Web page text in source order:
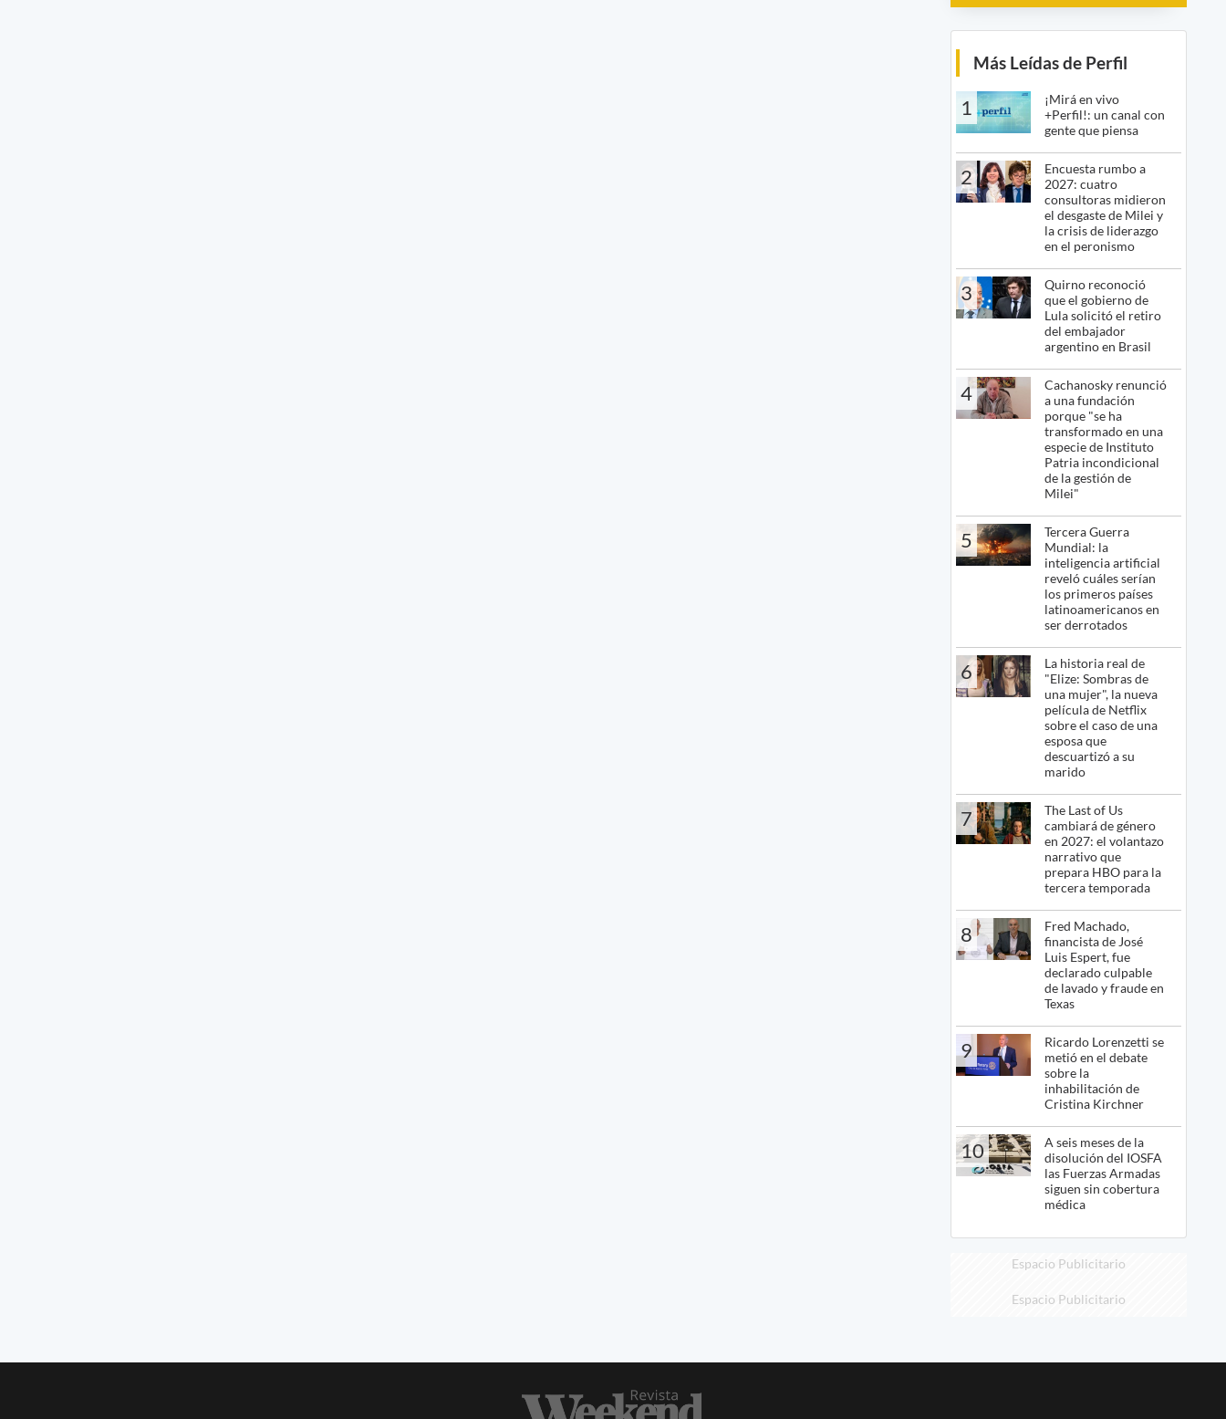
Más Leídas de Perfil
1
¡Mirá en vivo
+Perfil!: un canal con
gente que piensa
2
Encuesta rumbo a
2027: cuatro
consultoras midieron
el desgaste de Milei y
la crisis de liderazgo
en el peronismo
3
Quirno reconoció
que el gobierno de
Lula solicitó el retiro
del embajador
argentino en Brasil
4
Cachanosky renunció
a una fundación
porque "se ha
transformado en una
especie de Instituto
Patria incondicional
de la gestión de
Milei"
5
Tercera Guerra
Mundial: la
inteligencia artificial
reveló cuáles serían
los primeros países
latinoamericanos en
ser derrotados
6
La historia real de
"Elize: Sombras de
una mujer", la nueva
película de Netflix
sobre el caso de una
esposa que
descuartizó a su
marido
7
The Last of Us
cambiará de género
en 2027: el volantazo
narrativo que
prepara HBO para la
tercera temporada
8
Fred Machado,
financista de José
Luis Espert, fue
declarado culpable
de lavado y fraude en
Texas
9
Ricardo Lorenzetti se
metió en el debate
sobre la
inhabilitación de
Cristina Kirchner
10
A seis meses de la
disolución del IOSFA
las Fuerzas Armadas
siguen sin cobertura
médica
Espacio Publicitario
Espacio Publicitario